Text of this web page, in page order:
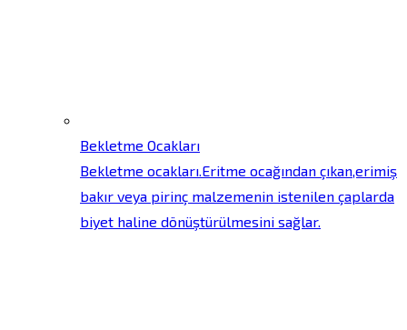
Bekletme Ocakları
Bekletme ocakları.Eritme ocağından çıkan,erimiş
bakır veya pirinç malzemenin istenilen çaplarda
biyet haline dönüştürülmesini sağlar.